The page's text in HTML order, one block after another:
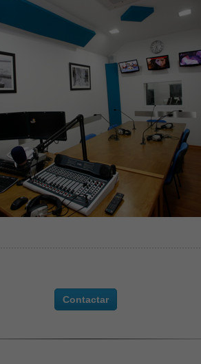
Contactar